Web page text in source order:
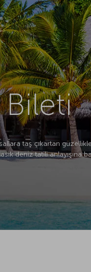
taş çıkartan
deniz tatili anlayışına